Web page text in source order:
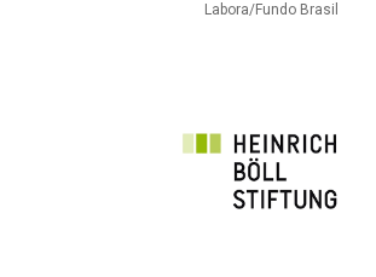
Labora/Fundo Brasil